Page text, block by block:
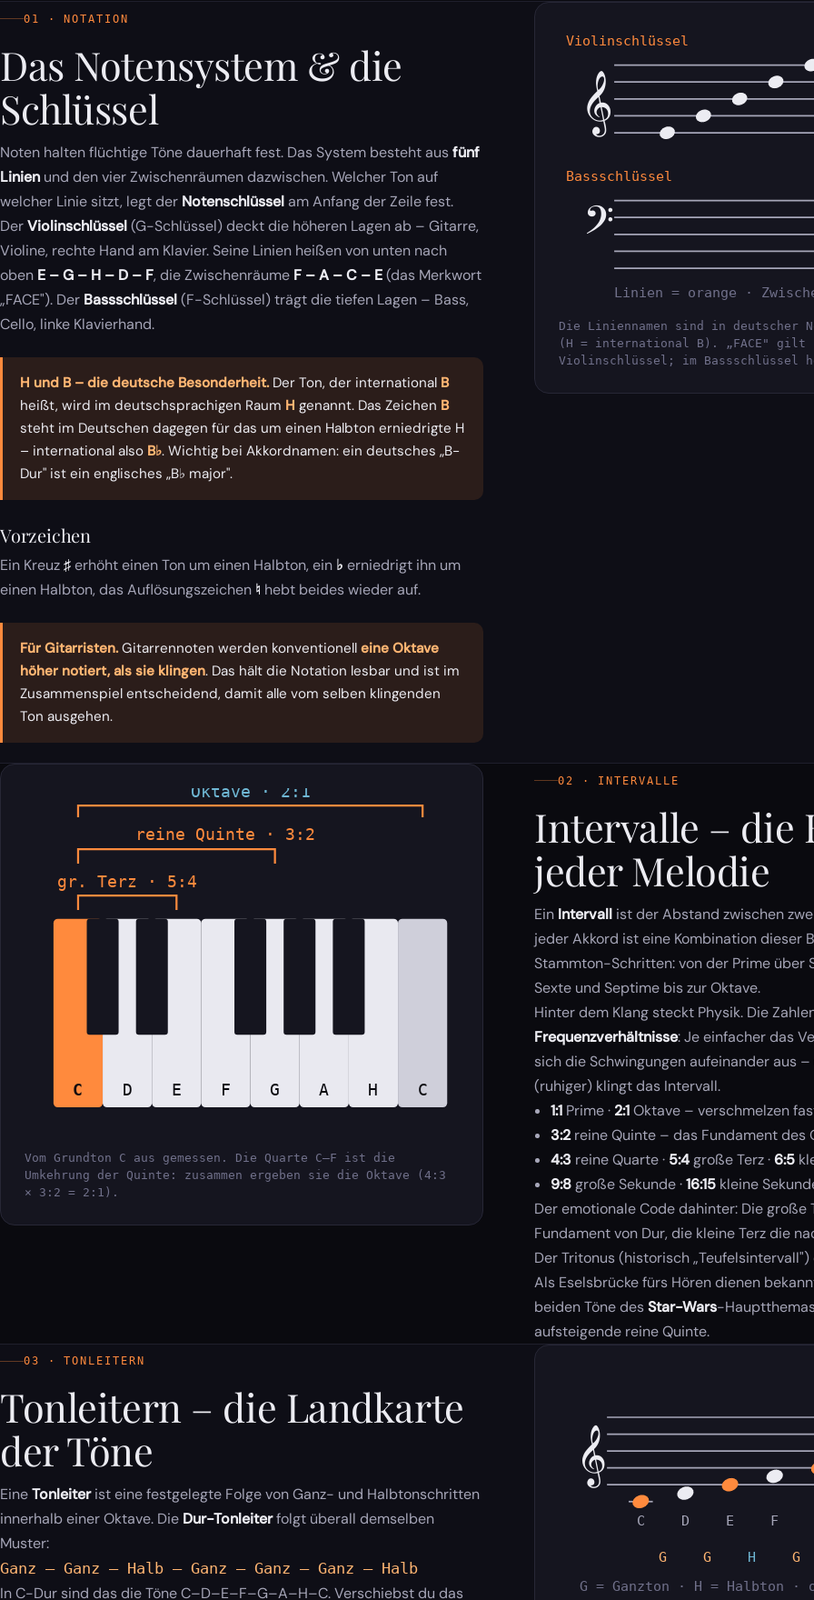
01 · NOTATION
Das Notensystem & die
Schlüssel
Noten halten flüchtige Töne dauerhaft fest. Das System besteht ausfünf
Linien und den vier Zwischenräumen dazwischen. Welcher Ton auf
welcher Linie sitzt, legt der Notenschlüsselam Anfang der Zeile fest.
DerViolinschlüssel(G-Schlüssel) deckt die höheren Lagen ab – Gitarre,
Violine, rechte Hand am Klavier. Seine Linien heißen von unten nach
oben E – G – H – D – F, die Zwischenräume F – A – C – E(das Merkwort
„FACE"). Der Bassschlüssel(F-Schlüssel) trägt die tiefen Lagen – Bass,
Cello, linke Klavierhand.
H und B – die deutsche Besonderheit.Der Ton, der international B
heißt, wird im deutschsprachigen Raum H genannt. Das Zeichen B
steht im Deutschen dagegen für das um einen Halbton erniedrigte H
– international also B♭. Wichtig bei Akkordnamen: ein deutsches „B-
Dur" ist ein englisches „B♭ major".
Vorzeichen
Ein Kreuz♯erhöht einen Ton um einen Halbton, ein ♭ erniedrigt ihn um
einen Halbton, das Auflösungszeichen ♮ hebt beides wieder auf.
Für Gitarristen.Gitarrennoten werden konventionelleine Oktave
höher notiert, als sie klingen. Das hält die Notation lesbar und ist im
Zusammenspiel entscheidend, damit alle vom selben klingenden
Ton ausgehen.
Violinschlüssel
𝄞
Bassschlüssel
𝄢
Linien = orange ·
Die Liniennamen sind in deutscher
(H = international B). „FACE" gilt
Violinschlüssel; im Bassschlüssel
02 · INTERVALLE
Intervalle – die
jeder Melodie
Ein Intervall ist der Abstand zwischen
jeder Akkord ist eine Kombination dieser
Stammton-Schritten: von der Prime über
Sexte und Septime bis zur Oktave.
Hinter dem Klang steckt Physik. Die
Frequenzverhältnisse: Je einfacher das
sich die Schwingungen aufeinander aus
(ruhiger) klingt das Intervall.
1:1Prime · 2:1Oktave – verschmelzen
3:2reine Quinte – das Fundament des
4:3reine Quarte · 5:4große Terz ·6:5
9:8große Sekunde ·16:15kleine
Der emotionale Code dahinter: Die
Fundament von Dur, die kleine Terz die
Der Tritonus (historisch
Als Eselsbrücke fürs Hören dienen
beiden Töne desStar-Wars-
aufsteigende reine Quinte.
gr. Terz · 5:4
reine Quinte · 3:2
Oktave · 2:1
C D E F G A H C
Vom Grundton C aus gemessen. Die Quarte C–F ist die
Umkehrung der Quinte: zusammen ergeben sie die Oktave (4:3
× 3:2 = 2:1).
03 · TONLEITERN
Tonleitern – die Landkarte
der Töne
EineTonleiterist eine festgelegte Folge von Ganz- und Halbtonschritten
innerhalb einer Oktave. Die Dur-Tonleiterfolgt überall demselben
Muster:
Ganz – Ganz – Halb – Ganz – Ganz – Ganz – Halb
In C-Dur sind das die Töne C–D–E–F–G–A–H–C. Verschiebst du das
𝄞
C D E F
G G H G
G = Ganzton · H = Halbton ·